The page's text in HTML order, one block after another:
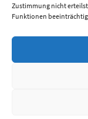
Zustimmung nicht
Funktionen
Ob wegen
Nachhaltigkeits-